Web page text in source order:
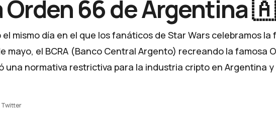
Orden 66 de Argentina
el mismo día en el que los fanáticos de Star Wars celebramos la
mayo, el BCRA (Banco Central Argento) recreando la famosa
una normativa restrictiva para la industria cripto en Argentina
Twitter